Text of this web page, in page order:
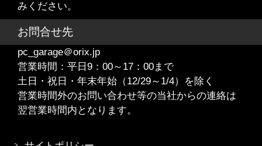
みください。
お問合せ先
pc_garage＠orix.jp
営業時間：平日9：00～17：00まで
土日・祝日・年末年始（12/29～1/4）を除く
営業時間外のお問い合わせ等の当社からの連絡は
翌営業時間内となります。